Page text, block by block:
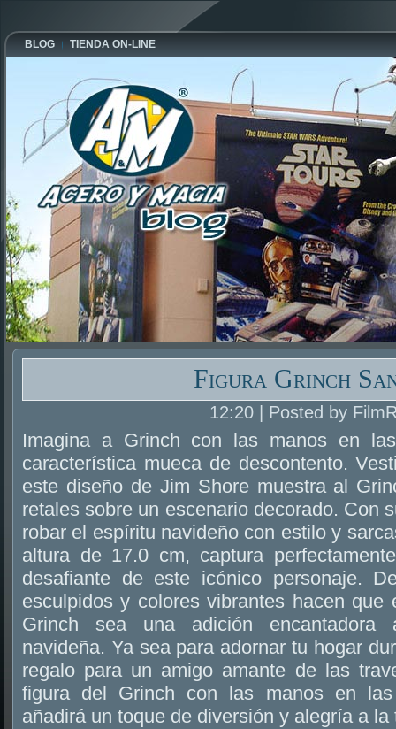
BLOG TIENDA ON-LINE
Figura Grinch
12:20 | Posted by
Imagina a Grinch con las manos en
característica mueca de descontento.
este diseño de Jim Shore muestra al
retales sobre un escenario decorado. Con
robar el espíritu navideño con estilo y
altura de 17.0 cm, captura
desafiante de este icónico personaje.
esculpidos y colores vibrantes hacen que
Grinch sea una adición encantadora
navideña. Ya sea para adornar tu hogar
regalo para un amigo amante de las
figura del Grinch con las manos en las
añadirá un toque de diversión y alegría a